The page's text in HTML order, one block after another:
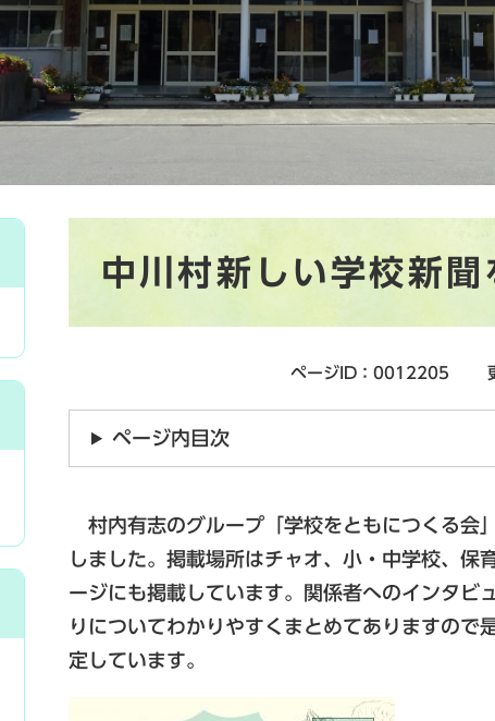
中川村新しい学校新聞
ページID：0012205
ページ内目次
村内有志のグループ「学校をともにつくる会
しました。掲載場所はチャオ、小・中学校、保
ージにも掲載しています。関係者へのインタビ
りについてわかりやすくまとめてありますので
定しています。